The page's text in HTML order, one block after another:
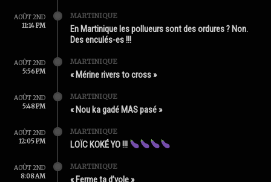
AOÛT 2ND
11:14 PM
MARTINIQUE
En Martinique les pollueurs sont des ordures ? Non.
Des enculés-es !!!
AOÛT 2ND
5:56 PM
MARTINIQUE
« Mérine rivers to cross »
AOÛT 2ND
5:48 PM
MARTINIQUE
« Nou ka gadé MAS pasé »
AOÛT 2ND
12:05 PM
MARTINIQUE
LOÏC KOKÉ YO !!!
AOÛT 2ND
8:08 AM
MARTINIQUE
« Ferme ta d’yole »